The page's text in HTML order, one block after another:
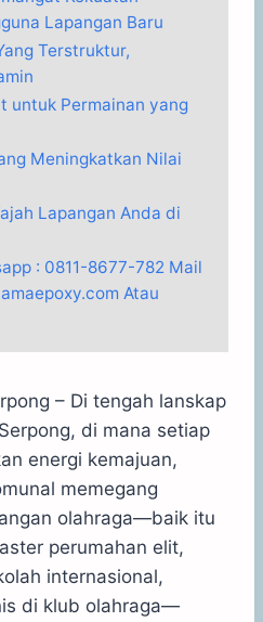
Lapangan Baru
Terstruktur,
untuk Permainan yang
Meningkatkan Nilai
Lapangan Anda di
: 0811-8677-782 Mail
Atau
– Di tengah lanskap
di mana setiap
energi kemajuan,
memegang
olahraga—baik itu
perumahan elit,
internasional,
di klub olahraga—